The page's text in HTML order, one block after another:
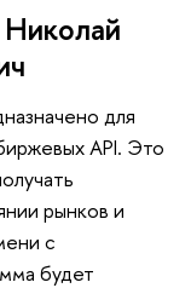
для
API. Это
рынков и
с
будет